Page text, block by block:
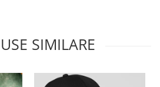
SIMILARE